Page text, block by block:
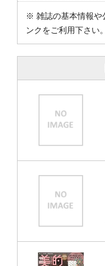
※ 雑誌の基本情報や
ンクをご利用下さい。